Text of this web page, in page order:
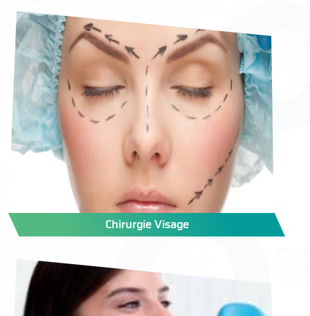
Chirurgie Visage